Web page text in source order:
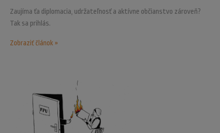
Zaujíma ťa diplomacia, udržateľnosť a aktívne občianstvo zároveň?
Tak sa prihlás.
Zobraziť článok »